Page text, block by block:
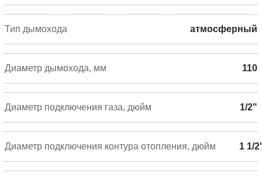
Тип дымохода атмосферный
Диаметр дымохода, мм 110
Диаметр подключения газа, дюйм 1/2"
Диаметр подключения контура отопления, дюйм 1 1/